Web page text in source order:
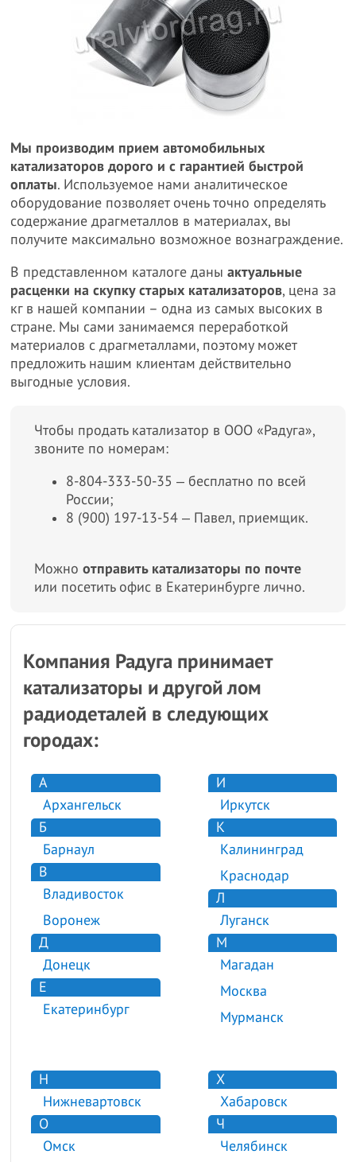
Мы производим прием автомобильных
катализаторов дорого и с гарантией быстрой
оплаты. Используемое нами аналитическое
оборудование позволяет очень точно определять
содержание драгметаллов в материалах, вы
получите максимально возможное вознаграждение.
В представленном каталоге даныактуальные
расценки на скупку старых катализаторов, цена за
кг в нашей компании – одна из самых высоких в
стране. Мы сами занимаемся переработкой
материалов с драгметаллами, поэтому может
предложить нашим клиентам действительно
выгодные условия.
Чтобы продать катализатор в ООО «Радуга»,
звоните по номерам:
8-804-333-50-35 ‒ бесплатно по всей
России;
8 (900) 197-13-54 ‒ Павел, приемщик.
Можноотправить катализаторы по почте
или посетить офис в Екатеринбурге лично.
Компания Радуга принимает
катализаторы и другой лом
радиодеталей в следующих
городах:
А
Архангельск
Б
Барнаул
В
Владивосток
Воронеж
Д
Донецк
Е
Екатеринбург
И
Иркутск
К
Калининград
Краснодар
Л
Луганск
М
Магадан
Москва
Мурманск
Н
Нижневартовск
О
Омск
Х
Хабаровск
Ч
Челябинск